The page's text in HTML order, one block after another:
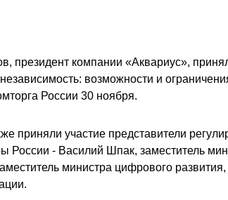
президент компании «Аквариус»,
возможности и
России 30 ноября.
приняли участие представители
России - Василий Шпак, заместитель
министра цифрового